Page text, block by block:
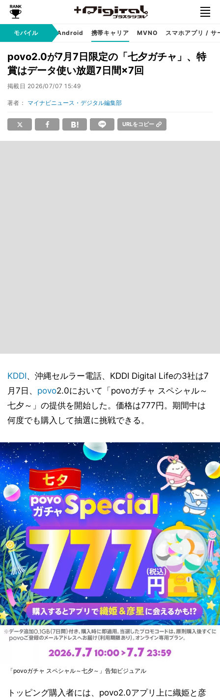
モバイル
iPhone Android 携帯キャリア MVNO スマホアプリ / サ
povo2.0が7月7日限定の「七夕ガチャ」、特
賞はデータ使い放題7日間×7回
掲載日 2026/07/07 15:49
著者： マイナビニュース・デジタル編集部
URLをコピー
KDDI、沖縄セルラー電話、KDDI Digital Lifeの3社は7
月7日、 povo2.0において「povoガチャ スペシャル～
七夕～」の提供を開始した。価格は777円。期間中は
何度でも購入して抽選に挑戦できる。
「povoガチャ スペシャル～七夕～」告知ビジュアル
トッピング購入者には、povo2.0アプリ上に織姫と彦